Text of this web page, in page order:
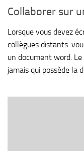
Collaborer sur
Lorsque vous devez
collègues distants.
un document word. Le
jamais qui possède la